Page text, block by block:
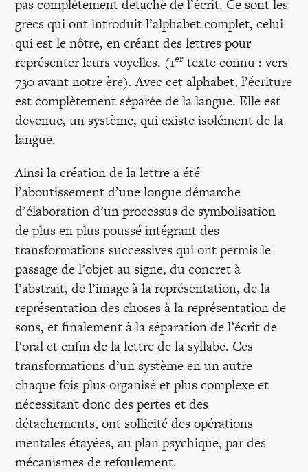
pas complètement détaché de l’écrit. Ce sont les
grecs qui ont introduit l’alphabet complet, celui
qui est le nôtre, en créant des lettres pour
représenter leurs voyelles. (1er texte connu : vers
730 avant notre ère). Avec cet alphabet, l’écriture
est complètement séparée de la langue. Elle est
devenue, un système, qui existe isolément de la
langue.
Ainsi la création de la lettre a été
l’aboutissement d’une longue démarche
d’élaboration d’un processus de symbolisation
de plus en plus poussé intégrant des
transformations successives qui ont permis le
passage de l’objet au signe, du concret à
l’abstrait, de l’image à la représentation, de la
représentation des choses à la représentation de
sons, et finalement à la séparation de l’écrit de
l’oral et enfin de la lettre de la syllabe. Ces
transformations d’un système en un autre
chaque fois plus organisé et plus complexe et
nécessitant donc des pertes et des
détachements, ont sollicité des opérations
mentales étayées, au plan psychique, par des
mécanismes de refoulement.